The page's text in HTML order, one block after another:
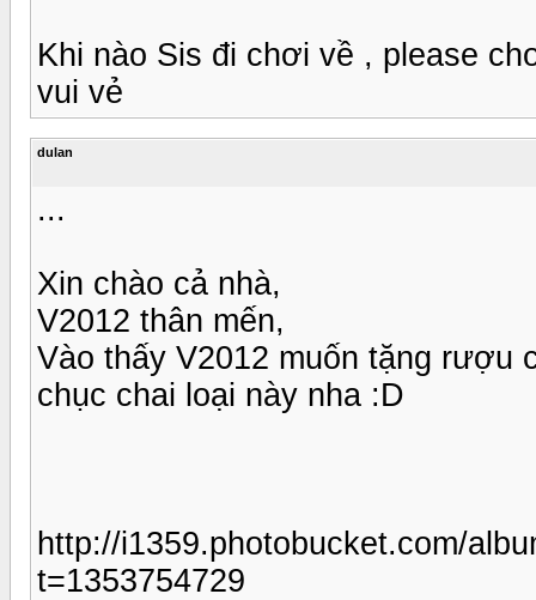
Khi nào Sis đi chơi về , please
vui vẻ
dulan
...
Xin chào cả nhà,
V2012 thân mến,
Vào thấy V2012 muốn tặng rượu
chục chai loại này nha :D
http://i1359.photobucket.com/
t=1353754729